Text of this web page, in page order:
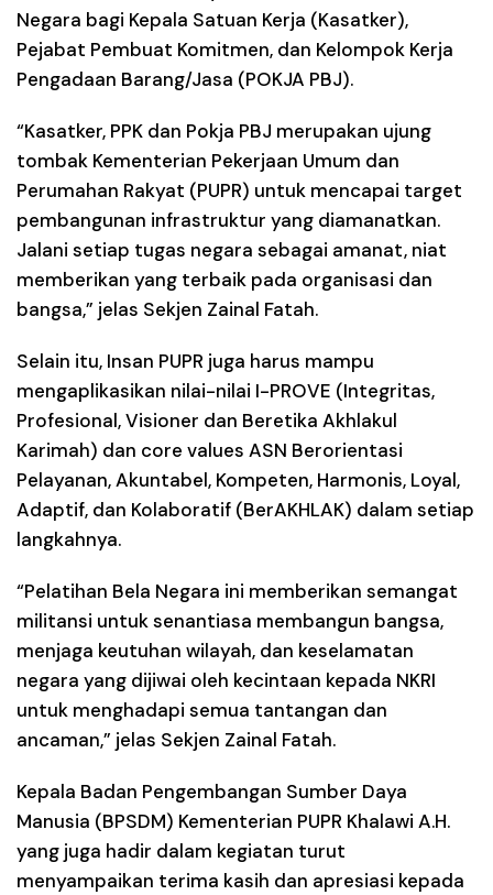
Negara bagi Kepala Satuan Kerja (Kasatker),
Pejabat Pembuat Komitmen, dan Kelompok Kerja
Pengadaan Barang/Jasa (POKJA PBJ).
“Kasatker, PPK dan Pokja PBJ merupakan ujung
tombak Kementerian Pekerjaan Umum dan
Perumahan Rakyat (PUPR) untuk mencapai target
pembangunan infrastruktur yang diamanatkan.
Jalani setiap tugas negara sebagai amanat, niat
memberikan yang terbaik pada organisasi dan
bangsa,” jelas Sekjen Zainal Fatah.
Selain itu, Insan PUPR juga harus mampu
mengaplikasikan nilai-nilai I-PROVE (Integritas,
Profesional, Visioner dan Beretika Akhlakul
Karimah) dan core values ASN Berorientasi
Pelayanan, Akuntabel, Kompeten, Harmonis, Loyal,
Adaptif, dan Kolaboratif (BerAKHLAK) dalam setiap
langkahnya.
“Pelatihan Bela Negara ini memberikan semangat
militansi untuk senantiasa membangun bangsa,
menjaga keutuhan wilayah, dan keselamatan
negara yang dijiwai oleh kecintaan kepada NKRI
untuk menghadapi semua tantangan dan
ancaman,” jelas Sekjen Zainal Fatah.
Kepala Badan Pengembangan Sumber Daya
Manusia (BPSDM) Kementerian PUPR Khalawi A.H.
yang juga hadir dalam kegiatan turut
menyampaikan terima kasih dan apresiasi kepada